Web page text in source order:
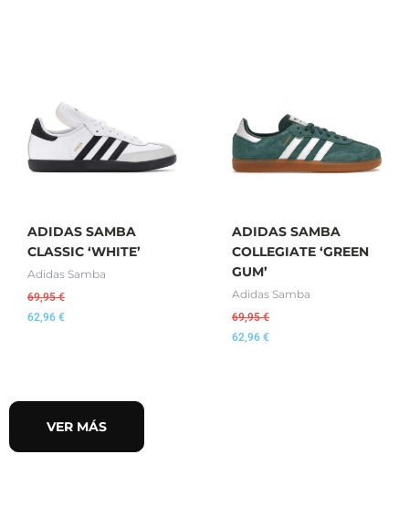
ADIDAS SAMBA
CLASSIC ‘WHITE’
Adidas Samba
69,95€
62,96 €
ADIDAS SAMBA
COLLEGIATE ‘GREEN
GUM’
Adidas Samba
69,95€
62,96 €
VER MÁS